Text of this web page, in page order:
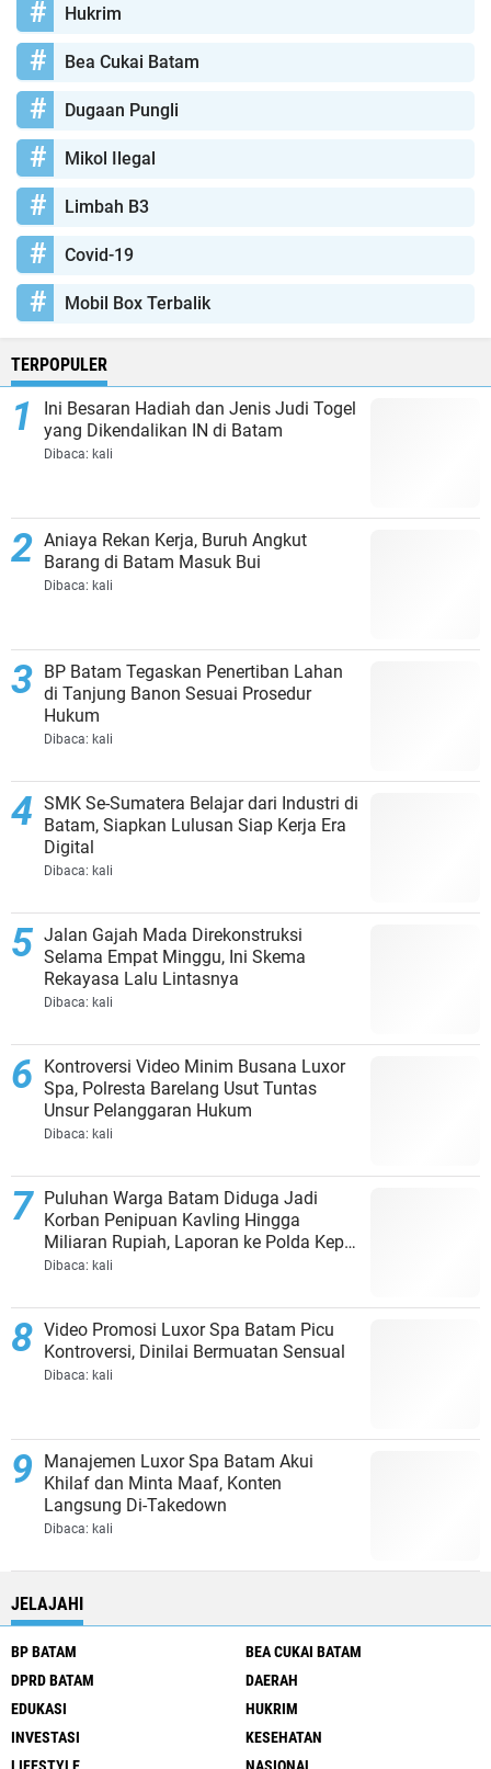
Hukrim
Bea Cukai Batam
Dugaan Pungli
Mikol Ilegal
Limbah B3
Covid-19
Mobil Box Terbalik
TERPOPULER
Ini Besaran Hadiah dan Jenis Judi Togel
yang Dikendalikan IN di Batam
Dibaca: kali
Aniaya Rekan Kerja, Buruh Angkut
Barang di Batam Masuk Bui
Dibaca: kali
BP Batam Tegaskan Penertiban Lahan
di Tanjung Banon Sesuai Prosedur
Hukum
Dibaca: kali
SMK Se-Sumatera Belajar dari Industri di
Batam, Siapkan Lulusan Siap Kerja Era
Digital
Dibaca: kali
Jalan Gajah Mada Direkonstruksi
Selama Empat Minggu, Ini Skema
Rekayasa Lalu Lintasnya
Dibaca: kali
Kontroversi Video Minim Busana Luxor
Spa, Polresta Barelang Usut Tuntas
Unsur Pelanggaran Hukum
Dibaca: kali
Puluhan Warga Batam Diduga Jadi
Korban Penipuan Kavling Hingga
Miliaran Rupiah, Laporan ke Polda Kepri
Jalan di Tempat?
Dibaca: kali
Video Promosi Luxor Spa Batam Picu
Kontroversi, Dinilai Bermuatan Sensual
Dibaca: kali
Manajemen Luxor Spa Batam Akui
Khilaf dan Minta Maaf, Konten
Langsung Di-Takedown
Dibaca: kali
JELAJAHI
BP BATAM
BEA CUKAI BATAM
DPRD BATAM
DAERAH
EDUKASI
HUKRIM
INVESTASI
KESEHATAN